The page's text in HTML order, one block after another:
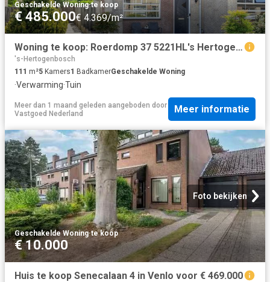
Geschakelde Woning·te koop
€ 485.000€ 4.369/m²
Woning te koop: Roerdomp 37 5221HL's Hertogenbosch Vastgoed Nederland
's-Hertogenbosch
111 m²5 Kamers1 BadkamerGeschakelde Woning
·Verwarming·Tuin
Meer dan 1 maand geleden aangeboden door
Vastgoed Nederland
Meer informatie
Foto bekijken
Geschakelde Woning·te koop
€ 10.000
Huis te koop Senecalaan 4 in Venlo voor € 469.000